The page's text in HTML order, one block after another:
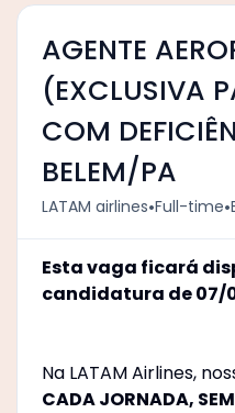
AGENTE
(EXCLUSIVA
COM
BELEM/PA
LATAM airlines•Full-time•
Esta vaga ficará
candidatura de 07/
Na LATAM Airlines,
CADA JORNADA,